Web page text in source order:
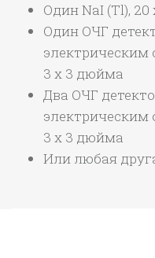
Один NaI (Tl), 20
Один ОЧГ
электрическим
3 x 3 дюйма
Два ОЧГ
электрическим
3 x 3 дюйма
Или любая